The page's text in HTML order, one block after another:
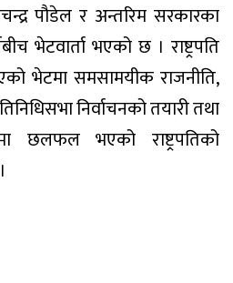
पौडेल र अन्तरिम सरकारका
भेटवार्ता भएको छ । राष्ट्रपति
भेटमा समसामयीक राजनीति,
निर्वाचनको तयारी तथा
छलफल भएको राष्ट्रपतिको